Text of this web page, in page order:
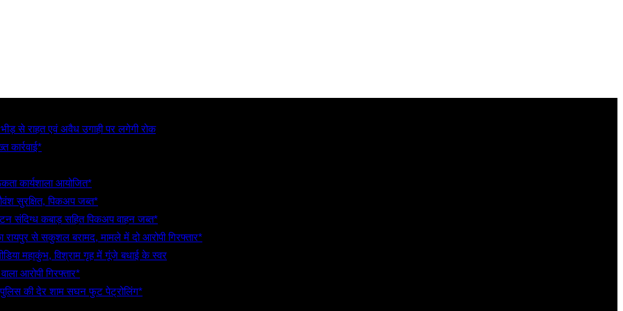
से राहत एवं अवैध उगाही पर लगेगी रोक
कार्रवाई*
कार्यशाला आयोजित*
सुरक्षित, पिकअप जब्त*
संदिग्ध कबाड़ सहित पिकअप वाहन जब्त*
से सकुशल बरामद, मामले में दो आरोपी गिरफ्तार*
महाकुंभ, विश्राम गृह में गूंजे बधाई के स्वर
आरोपी गिरफ्तार*
पुलिस की देर शाम सघन फुट पेट्रोलिंग*